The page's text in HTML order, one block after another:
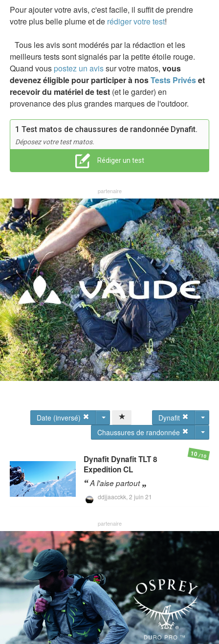
Pour ajouter votre avis, c'est facile, il suffit de prendre
votre plus belle plume et de rédiger votre test!
Tous les avis sont modérés par la rédaction et les
meilleurs tests sont signalés par la petite étoile rouge.
Quand vous postez un avissur votre matos, vous
devenez éligible pour participer à nosTests Privéset
recevoir du matériel de test (et le garder) en
provenance des plus grandes marques de l'outdoor.
1 Test matos de chaussures de randonnée Dynafit.
Déposez votre test matos.
Rédiger un test
Date (inversé)
Dynafit
Chaussures de randonnée
Dynafit Dynafit TLT 8
Expedition CL
A l'aise partout
ddjjaacckk, 2 juin 21
10/10